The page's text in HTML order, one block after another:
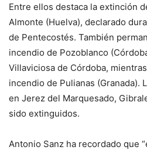
Entre ellos destaca la extinción
Almonte (Huelva), declarado
de Pentecostés. También
incendio de Pozoblanco
Villaviciosa de Córdoba,
incendio de Pulianas (Granada).
en Jerez del Marquesado,
sido extinguidos.
Antonio Sanz ha recordado que